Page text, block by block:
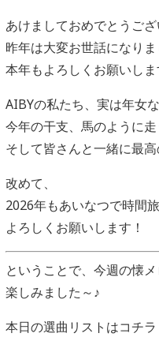
あけましておめでとうご
昨年は大変お世話になりま
本年もよろしくお願いしま
AIBYの私たち、実は年女
今年の干支、馬のように
そして皆さんと一緒に最
改めて、
2026年もあいなつで時間
よろしくお願いします！
ということで、今週の懐
楽しみました～♪
本日の選曲リストはコチ